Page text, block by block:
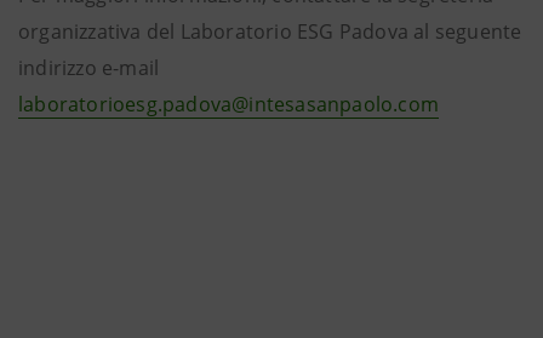
organizzativa del Laboratorio ESG Padova al seguente
indirizzo e-mail
laboratorioesg.padova@intesasanpaolo.com